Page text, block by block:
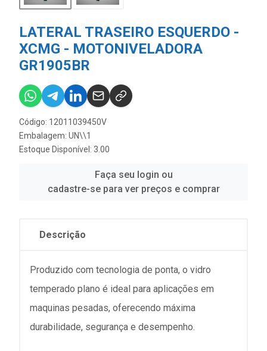
LATERAL TRASEIRO ESQUERDO -
XCMG - MOTONIVELADORA
GR1905BR
Código: 12011039450V
Embalagem: UN\\1
Estoque Disponível: 3.00
Faça seu login ou
cadastre-se para ver preços e comprar
Descrição
Produzido com tecnologia de ponta, o vidro
temperado plano é ideal para aplicações em
maquinas pesadas, oferecendo máxima
durabilidade, segurança e desempenho.